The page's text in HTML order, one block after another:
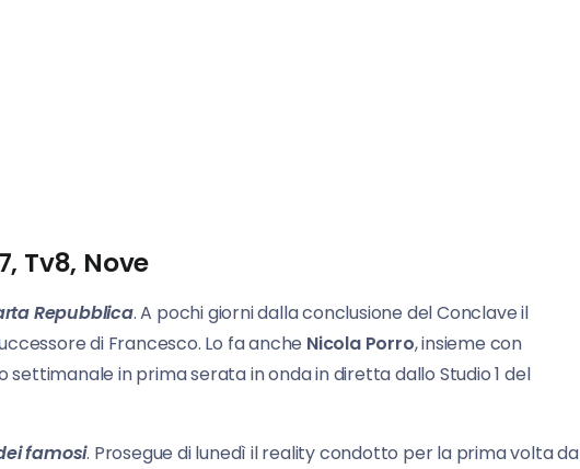
Tv8, Nove
Repubblica. A pochi giorni dalla conclusione del Conclave il
di Francesco. Lo fa anche Nicola Porro, insieme con
in prima serata in onda in diretta dallo Studio 1 del
famosi. Prosegue di lunedì il reality condotto per la prima volta da